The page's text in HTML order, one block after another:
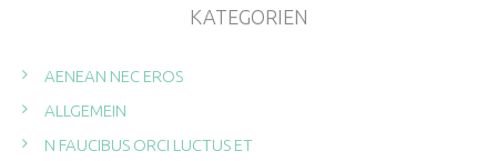
KATEGORIEN
AENEAN NEC EROS
ALLGEMEIN
N FAUCIBUS ORCI LUCTUS ET